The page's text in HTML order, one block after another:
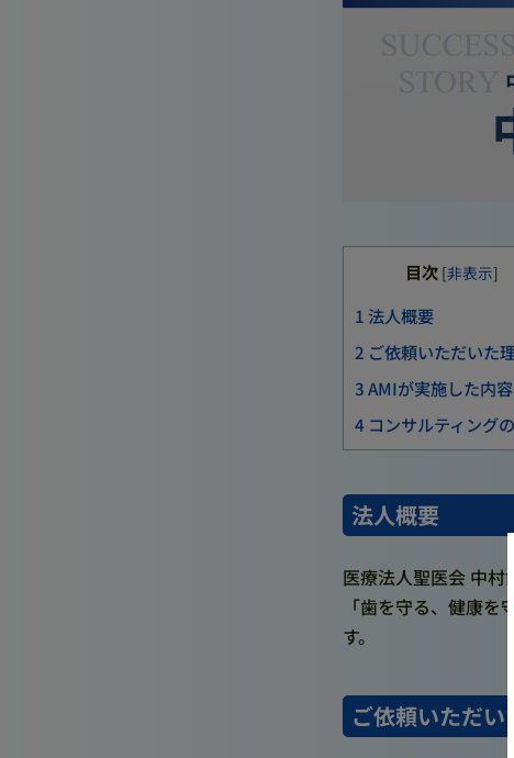
目次 [非表示]
1法人概要
2 ご依頼いただいた
3AMIが実施した内容
4 コンサルティング
法人概要
医療法人聖医会 中村
「歯を守る、健康
す。
ご依頼いただい